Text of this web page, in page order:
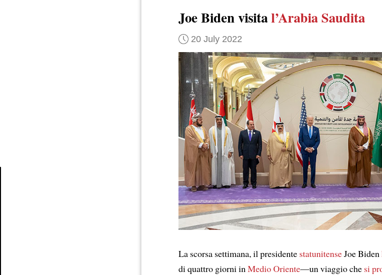
Joe Biden visital’Arabia Saudita
20 July 2022
La scorsa settimana, il presidente statunitenseJoe Biden
di quattro giorni in Medio Oriente—un viaggio che si